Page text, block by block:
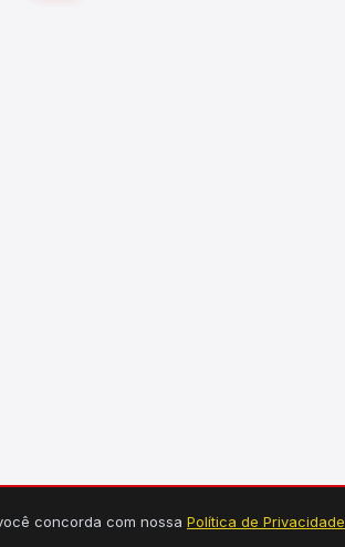
concorda com nossa Política de Privacidade